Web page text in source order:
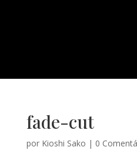
fade-cut
por Kioshi Sako | 0